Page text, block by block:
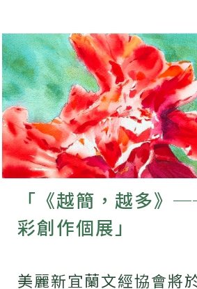
「《越簡，越多》
彩創作個展」
美麗新宜蘭文經協會將